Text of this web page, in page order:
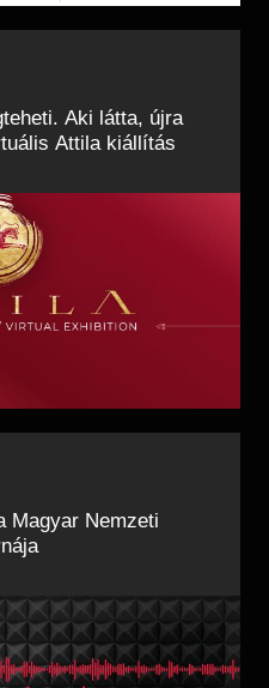
Aki látta, újra
Attila kiállítás
Magyar Nemzeti